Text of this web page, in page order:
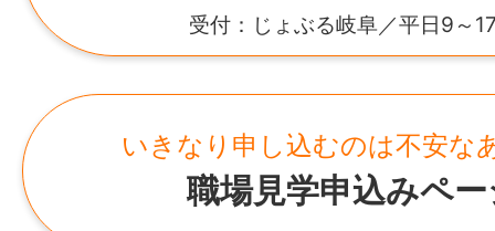
受付：じょぶる岐阜／平日9～
いきなり申し込むのは不安な
職場見学申込みペ